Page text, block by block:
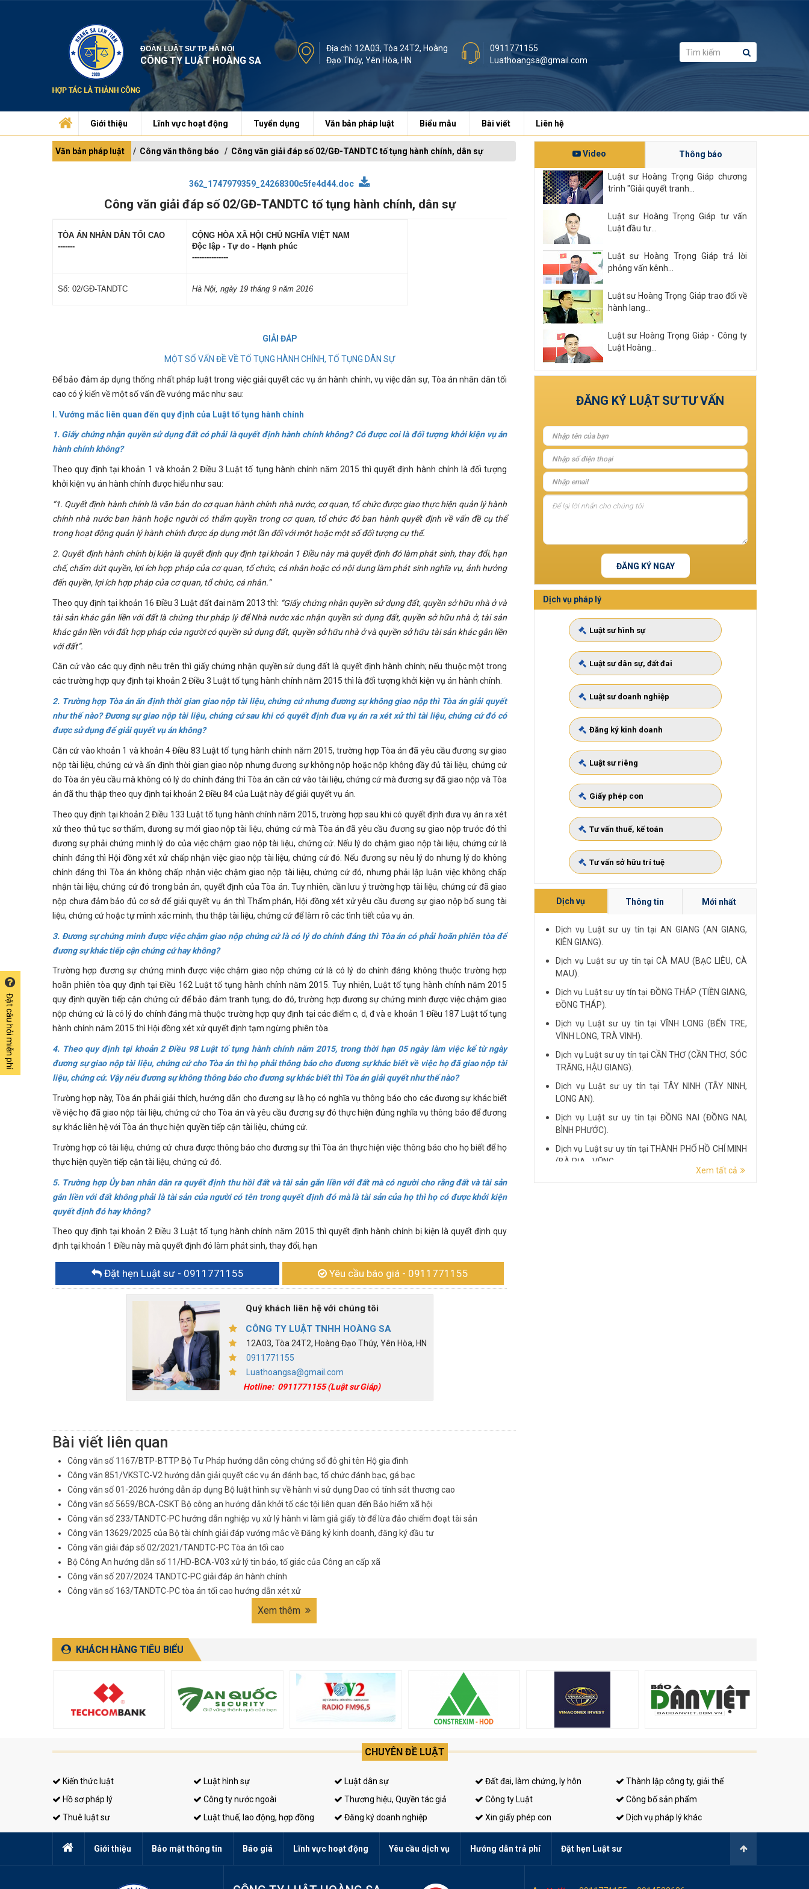
ĐOÀN LUẬT SƯ TP. HÀ NỘI
CÔNG TY LUẬT HOÀNG SA
Địa chỉ: 12A03, Tòa 24T2, Hoàng
Đạo Thúy, Yên Hòa, HN
0911771155
Luathoangsa@gmail.com
Giới thiệu Lĩnh vực hoạt động Tuyển dụng Văn bản pháp luật Biểu mẫu Bài viết Liên hệ
Văn bản pháp luật Công văn thông báo Công văn giải đáp số 02/GĐ-TANDTC tố tụng hành chính, dân sự
362_1747979359_24268300c5fe4d44.doc
Công văn giải đáp số 02/GĐ-TANDTC tố tụng hành chính, dân sự
TÒA ÁN NHÂN DÂN TỐI CAO
-------
CỘNG HÒA XÃ HỘI CHỦ NGHĨA VIỆT NAM
Độc lập - Tự do - Hạnh phúc
---------------
Số: 02/GĐ-TANDTC Hà Nội, ngày 19 tháng 9 năm 2016
GIẢI ĐÁP
MỘT SỐ VẤN ĐỀ VỀ TỐ TỤNG HÀNH CHÍNH, TỐ TỤNG DÂN SỰ
Để bảo đảm áp dụng thống nhất pháp luật trong việc giải quyết các vụ án hành chính, vụ việc dân sự, Tòa án nhân dân tối
cao có ý kiến về một số vấn đề vướng mắc như sau:
I. Vướng mắc liên quan đến quy định của Luật tố tụng hành chính
1. Giấy chứng nhận quyền sử dụng đất có phải là quyết định hành chính không? Có được coi là đối tượng khởi kiện vụ án
hành chính không?
Theo quy định tại khoản 1 và khoản 2 Điều 3 Luật tố tụng hành chính năm 2015 thì quyết định hành chính là đối tượng
khởi kiện vụ án hành chính được hiểu như sau:
“1. Quyết định hành chính là văn bản do cơ quan hành chính nhà nước, cơ quan, tổ chức được giao thực hiện quản lýhành
chính nhà nước ban hành hoặc người có thẩm quyền trong cơ quan, tổ chức đó ban hành quyết định về vấn đề cụ thể
trong hoạt động quản lý hành chính được áp dụng một lần đối với một hoặc một sốđối tượng cụ thể.
2. Quyết định hành chính bị kiện là quyết định quy định tại khoản 1 Điều này mà quyết định đólàm phát sinh, thay đổi, hạn
chế, chấm dứt quyền, lợi ích hợp pháp của cơ quan, tổ chức, cá nhân hoặc có nội dung làm phát sinh nghĩa vụ, ảnh hưởng
đến quyền, lợi ích hợp pháp của cơ quan, tổ chức, cá nhân.”
Theo quy định tại khoản 16 Điều 3 Luật đất đai năm 2013 thì: “Giấy chứng nhận quyền sử dụng đất, quyền sở hữu nhà ở và
tài sản khác gắn liền với đất là chứng thư pháp lý để Nhà nước xác nhận quyền sử dụng đất, quyền sở hữu nhà ở, tài sản
khác gắn liền với đất hợp pháp của người có quyền sử dụng đất, quyền sở hữu nhà ở và quyền sở hữu tài sản khác gắn liền
với đất”.
Căn cứ vào các quy định nêu trên thì giấy chứng nhận quyền sử dụng đất là quyết định hành chính; nếu thuộc một trong
các trường hợp quy định tại khoản 2 Điều 3 Luật tố tụng hành chính năm 2015 thì là đối tượng khởi kiện vụ án hành chính.
2. Trường hợp Tòa án ấn định thời gian giao nộp tài liệu, chứng cứ nhưng đương sự không giao nộp thì Tòa án giải quyết
như thế nào? Đương sự giao nộp tài liệu, chứng cứ sau khi có quyết định đưa vụ án ra xét xử thì tài liệu, chứng cứ đó có
được sử dụng để giải quyết vụ án không?
Căn cứ vào khoản 1 và khoản 4 Điều 83 Luật tố tụng hành chính năm 2015, trường hợp Tòa án đã yêu cầu đương sự giao
nộp tài liệu, chứng cứ và ấn định thời gian giao nộp nhưng đương sự không nộp hoặc nộp không đầy đủ tài liệu, chứng cứ
do Tòa án yêu cầu mà không có lý do chính đáng thì Tòa án căn cứ vào tài liệu, chứng cứ mà đương sự đã giao nộp và Tòa
án đã thu thập theo quy định tại khoản 2 Điều 84 của Luật này để giải quyết vụ án.
Theo quy định tại khoản 2 Điều 133 Luật tố tụng hành chính năm 2015, trường hợp sau khi có quyết định đưa vụ án ra xét
xử theo thủ tục sơ thẩm, đương sự mới giao nộp tài liệu, chứng cứ mà Tòa án đã yêu cầu đương sự giao nộp trước đó thì
đương sự phải chứng minh lý do của việc chậm giao nộp tài liệu, chứng cứ. Nếu lý do chậm giao nộp tài liệu, chứng cứ là
chính đáng thì Hội đồng xét xử chấp nhận việc giao nộp tài liệu, chứng cứ đó. Nếu đương sự nêu lý do nhưng lý do không
chính đáng thì Tòa án không chấp nhận việc chậm giao nộp tài liệu, chứng cứ đó, nhưng phải lập luận việc không chấp
nhận tài liệu, chứng cứ đó trong bản án, quyết định của Tòa án. Tuy nhiên, cần lưu ý trường hợp tài liệu, chứng cứ đã giao
nộp chưa đảm bảo đủ cơ sở để giải quyết vụ án thì Thẩm phán, Hội đồng xét xử yêu cầu đương sự giao nộp bổ sung tài
liệu, chứng cứ hoặc tự mình xác minh, thu thập tài liệu, chứng cứ để làm rõ các tình tiết của vụ án.
3. Đương sự chứng minh được việc chậm giao nộp chứng cứ là có lý do chính đáng thì Tòa án có phải hoãn phiên tòa để
đương sự khác tiếp cận chứng cứ hay không?
Trường hợp đương sự chứng minh được việc chậm giao nộp chứng cứ là có lý do chính đáng không thuộc trường hợp
hoãn phiên tòa quy định tại Điều 162 Luật tố tụng hành chính năm 2015. Tuy nhiên, Luật tố tụng hành chính năm 2015
quy định quyền tiếp cận chứng cứ để bảo đảm tranh tụng; do đó, trường hợp đương sự chứng minh được việc chậm giao
nộp chứng cứ là có lý do chính đáng mà thuộc trường hợp quy định tại các điểm c, d, đ và e khoản 1 Điều 187 Luật tố tụng
hành chính năm 2015 thì Hội đồng xét xử quyết định tạm ngừng phiên tòa.
4. Theo quy định tại khoản 2 Điều 98 Luật tố tụng hành chính năm 2015, trong thời hạn 05 ngày làm việc kể từ ngày
đương sự giao nộp tài liệu, chứng cứ cho Tòa án thì họ phải thông báo cho đương sự khác biết về việc họ đã giao nộp tài
liệu, chứng cứ. Vậy nếu đương sự không thông báo cho đương sự khác biết thì Tòa án giải quyết như thế nào?
Trường hợp này, Tòa án phải giải thích, hướng dẫn cho đương sự là họ có nghĩa vụ thông báo cho các đương sự khác biết
về việc họ đã giao nộp tài liệu, chứng cứ cho Tòa án và yêu cầu đương sự đó thực hiện đúng nghĩa vụ thông báo để đương
sự khác liên hệ với Tòa án thực hiện quyền tiếp cận tài liệu, chứng cứ.
Trường hợp có tài liệu, chứng cứ chưa được thông báo cho đương sự thì Tòa án thực hiện việc thông báo cho họ biết để họ
thực hiện quyền tiếp cận tài liệu, chứng cứ đó.
5. Trường hợp Ủy ban nhân dân ra quyết định thu hồi đất và tài sản gắn liền với đất mà có người cho rằng đất và tài sản
gắn liền với đất không phải là tài sản của người có tên trong quyết định đó mà là tài sản của họ thì họ có được khởi kiện
quyết định đó hay không?
Theo quy định tại khoản 2 Điều 3 Luật tố tụng hành chính năm 2015 thì quyết định hành chính bị kiện là quyết định quy
định tại khoản 1 Điều này mà quyết định đó làm phát sinh, thay đổi, hạn
Đặt hẹn Luật sư- 0911771155 Yêu cầu báo giá - 0911771155
Quý khách liên hệ với chúng tôi
CÔNG TY LUẬT TNHH HOÀNG SA
12A03, Tòa 24T2, Hoàng Đạo Thúy, Yên Hòa, HN
0911771155
Luathoangsa@gmail.com
Hotline: 0911771155(Luật sư Giáp)
Bài viết liên quan
Công văn số 1167/BTP-BTTP Bộ Tư Pháp hướng dẫn công chứng sổ đỏ ghi tên Hộ gia đình
Công văn 851/VKSTC-V2 hướng dẫn giải quyết các vụ án đánh bạc, tổ chức đánh bạc, gá bạc
Công văn số 01-2026 hướng dẫn áp dụng Bộ luật hình sự về hành vi sử dụng Dao có tính sát thương cao
Công văn số 5659/BCA-CSKT Bộ công an hướng dẫn khởi tố các tội liên quan đến Bảo hiểm xã hội
Công văn số 233/TANDTC-PC hướng dẫn nghiệp vụ xử lý hành vi làm giả giấy tờ để lừa đảo chiếm đoạt tài sản
Công văn 13629/2025 của Bộ tài chính giải đáp vướng mắc về Đăng ký kinh doanh, đăng ký đầu tư
Công văn giải đáp số 02/2021/TANDTC-PC Tòa án tối cao
Bộ Công An hướng dẫn số 11/HD-BCA-V03 xử lý tin báo, tố giác của Công an cấp xã
Công văn số 207/2024 TANDTC-PC giải đáp án hành chính
Công văn số 163/TANDTC-PC tòa án tối cao hướng dẫn xét xử
Xem thêm
Video Thông báo
Luật sư Hoàng Trọng Giáp chương
trình "Giải quyết tranh...
Luật sư Hoàng Trọng Giáp tư vấn
Luật đầu tư...
Luật sư Hoàng Trọng Giáp trả lời
phỏng vấn kênh...
Luật sư Hoàng Trọng Giáp trao đổi về
hành lang...
Luật sư Hoàng Trọng Giáp - Công ty
Luật Hoàng...
Xem tất cả
ĐĂNG KÝ LUẬT SƯ TƯ VẤN
ĐĂNG KÝ NGAY
Dịch vụ pháp lý
Luật sư hình sự
Luật sư dân sự, đất đai
Luật sư doanh nghiệp
Đăng ký kinh doanh
Luật sư riêng
Giấy phép con
Tư vấn thuế, kế toán
Tư vấn sở hữu trí tuệ
Dịch vụ Thông tin Mới nhất
Dịch vụ Luật sư uy tín tại AN GIANG (AN GIANG,
KIÊN GIANG).
Dịch vụ Luật sư uy tín tại CÀ MAU (BẠC LIÊU, CÀ
MAU).
Dịch vụ Luật sư uy tín tại ĐỒNG THÁP (TIỀN GIANG,
ĐỒNG THÁP).
Dịch vụ Luật sư uy tín tại VĨNH LONG (BẾN TRE,
VĨNH LONG, TRÀ VINH).
Dịch vụ Luật sư uy tín tại CẦN THƠ (CẦN THƠ, SÓC
TRĂNG, HẬU GIANG).
Dịch vụ Luật sư uy tín tại TÂY NINH (TÂY NINH,
LONG AN).
Dịch vụ Luật sư uy tín tại ĐỒNG NAI (ĐỒNG NAI,
BÌNH PHƯỚC).
Dịch vụ Luật sư uy tín tại THÀNH PHỐ HỒ CHÍ MINH
(BÀ RỊA - VŨNG...
Xem tất cả
KHÁCH HÀNG TIÊU BIỂU
CHUYÊN ĐỀ LUẬT
Kiến thức luật Luật hình sự Luật dân sự Đất đai, làm chứng, ly hôn
Thành lập công ty, giải thể
Hồ sơ pháp lý
Công ty nước ngoài Thương hiệu, Quyền tác giả Công ty Luật
Công bố sản phẩm
Thuê luật sư
Luật thuế, lao động, hợp đồng Đăng ký doanh nghiệp Xin giấy phép con Dịch vụ pháp lý khác
Đặt câu hỏi miễn phí
Giới thiệu Bảo mật thông tin Báo giá Lĩnh vực hoạt động Yêu cầu dịch vụ Hướng dẫn trả phí Đặt hẹn Luật sư